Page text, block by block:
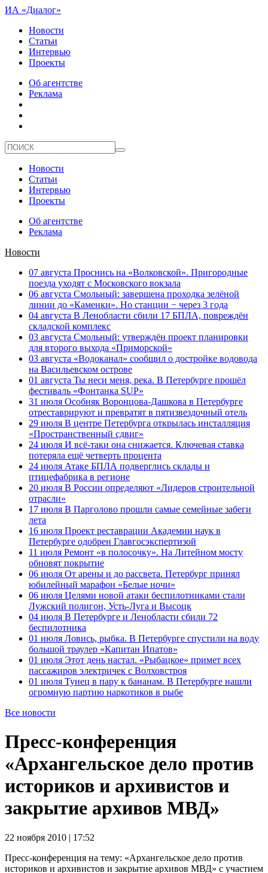
ИА «Диалог»
Новости
Статьи
Интервью
Проекты
Об агентстве
Реклама
Новости
Статьи
Интервью
Проекты
Об агентстве
Реклама
Новости
07 августа Проснись на «Волковской». Пригородные
поезда уходят с Московского вокзала
06 августа Смольный: завершена проходка зелёной
линии до «Каменки». Но станции − через 3 года
04 августа В Ленобласти сбили 17 БПЛА, повреждён
складской комплекс
03 августа Смольный: утверждён проект планировки
для второго выхода «Приморской»
03 августа «Водоканал» сообщил о достройке водовода
на Васильевском острове
01 августа Ты неси меня, река. В Петербурге прошёл
фестиваль «Фонтанка SUP»
31 июля Особняк Воронцова-Дашкова в Петербурге
отреставрируют и превратят в пятизвездочный отель
29 июля В центре Петербурга открылась инсталляция
«Пространственный сдвиг»
24 июля И всё-таки она снижается. Ключевая ставка
потеряла ещё четверть процента
24 июля Атаке БПЛА подверглись склады и
птицефабрика в регионе
20 июля В России определяют «Лидеров строительной
отрасли»
17 июля В Парголово прошли самые семейные забеги
лета
16 июля Проект реставрации Академии наук в
Петербурге одобрен Главгосэкспертизой
11 июля Ремонт «в полосочку». На Литейном мосту
обновят покрытие
06 июля От арены и до рассвета. Петербург принял
юбилейный марафон «Белые ночи»
06 июля Целями новой атаки беспилотниками стали
Лужский полигон, Усть-Луга и Высоцк
04 июля В Петербурге и Ленобласти сбили 72
беспилотника
01 июля Ловись, рыбка. В Петербурге спустили на воду
большой траулер «Капитан Ипатов»
01 июля Этот день настал. «Рыбацкое» примет всех
пассажиров электричек с Волховстроя
01 июля Тунец в пару к бананам. В Петербурге нашли
огромную партию наркотиков в рыбе
Все новости
Пресс-конференция
«Архангельское дело против
историков и архивистов и
закрытие архивов МВД»
22 ноября 2010 | 17:52
Пресс-конференция на тему: «Архангельское дело против
историков и архивистов и закрытие архивов МВД» с участием